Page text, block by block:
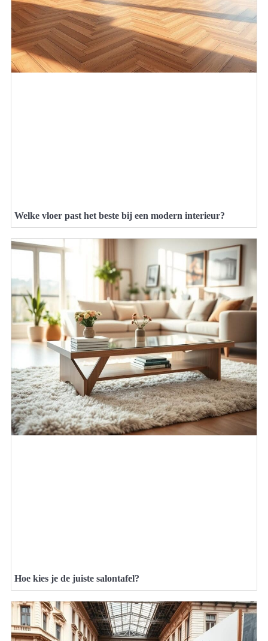
Welke vloer past het beste bij een modern interieur?
Hoe kies je de juiste salontafel?